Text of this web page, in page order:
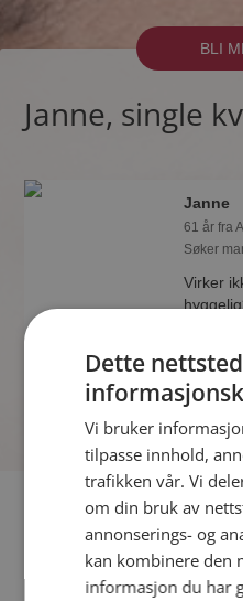
BLI
Janne, single
Janne
61 år fra
Søker
Virker
Fler single
Flere singlekvinner fra Askøy
Menn fra Askøy
Dette
Vi bruker
tilpasse innhold,
trafikken vår. Vi
om din bruk av
annonserings- og
kan kombinere den
informasjon du har